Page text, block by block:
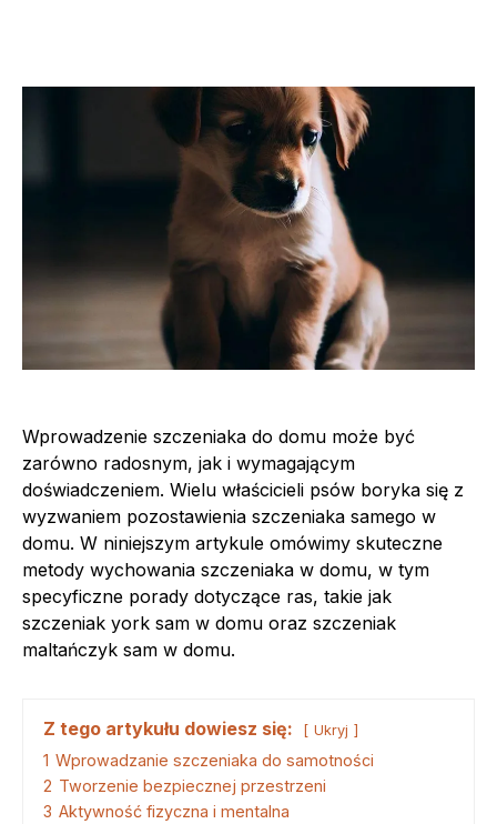
Wprowadzenie szczeniaka do domu może być
zarówno radosnym, jak i wymagającym
doświadczeniem. Wielu właścicieli psów boryka się z
wyzwaniem pozostawienia szczeniaka samego w
domu. W niniejszym artykule omówimy skuteczne
metody wychowania szczeniaka w domu, w tym
specyficzne porady dotyczące ras, takie jak
szczeniak york sam w domu oraz szczeniak
maltańczyk sam w domu.
Z tego artykułu dowiesz się: Ukryj
1 Wprowadzanie szczeniaka do samotności
2 Tworzenie bezpiecznej przestrzeni
3 Aktywność fizyczna i mentalna